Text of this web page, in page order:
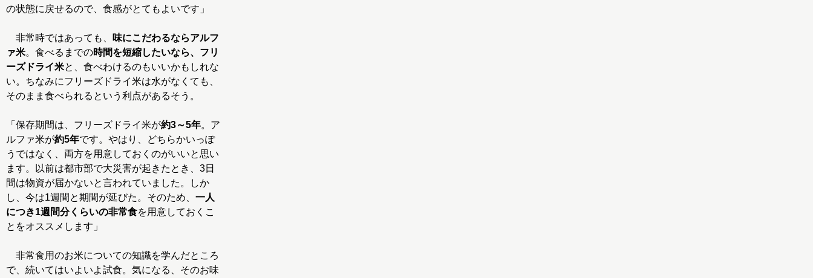
の状態に戻せるので、食感がとてもよいです」
非常時ではあっても、
味にこだわるならアルフ
ァ米。食べるまでの時間を短縮したいなら、フリ
ーズドライ米と、食べわけるのもいいかもしれな
い。ちなみにフリーズドライ米は水がなくても、
そのまま食べられるという利点があるそう。
「保存期間は、フリーズドライ米が約3～5年。ア
ルファ米が約5年です。やはり、どちらかいっぽ
うではなく、両方を用意しておくのがいいと思い
ます。以前は都市部で大災害が起きたとき、3日
間は物資が届かないと言われていました。しか
し、今は1週間と期間が延びた。そのため、 一人
につき1週間分くらいの非常食を用意しておくこ
とをオススメします」
非常食用のお米についての知識を学んだところ
で、続いてはいよいよ試食。気になる、そのお味